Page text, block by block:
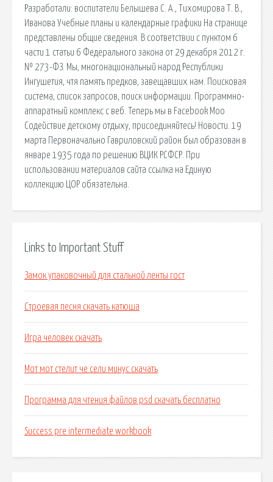
Разработали: воспитатели Белышева С. А., Тихомирова Т. В.,
Иванова Учебные планы и календарные графики На странице
представлены общие сведения. В соответствии с пунктом 6
части 1 статьи 6 Федерального закона от 29 декабря 2012 г.
№ 273-ФЗ. Мы, многонациональный народ Республики
Ингушетия, чтя память предков, завещавших нам. Поисковая
сиcтема, список запросов, поиск информации. Программно-
аппаратный комплекс с веб. Теперь мы в Facebook Моо
Содействие детскому отдыху, присоединяйтесь! Новости. 19
марта Первоначально Гавриловский район был образован в
январе 1935 года по решению ВЦИК РСФСР. При
использовании материалов сайта ссылка на Единую
коллекцию ЦОР обязательна.
Links to Important Stuff
Замок упаковочный для стальной ленты гост
Строевая песня скачать катюша
Игра человек скачать
Мот мот стелит че сели минус скачать
Программа для чтения файлов psd скачать бесплатно
Success pre intermediate workbook